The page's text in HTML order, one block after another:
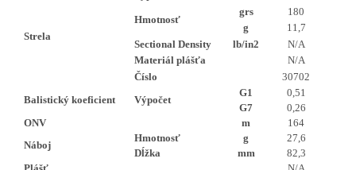
Strela
Hmotnosť
grs
180
g
11,7
Sectional Density
lb/in2
N/A
Materiál plášťa
N/A
Číslo
30702
Balistický koeficient
Výpočet
G1
0,51
G7
0,26
ONV
m
164
Náboj
Hmotnosť g
27,6
Dĺžka
mm
82,3